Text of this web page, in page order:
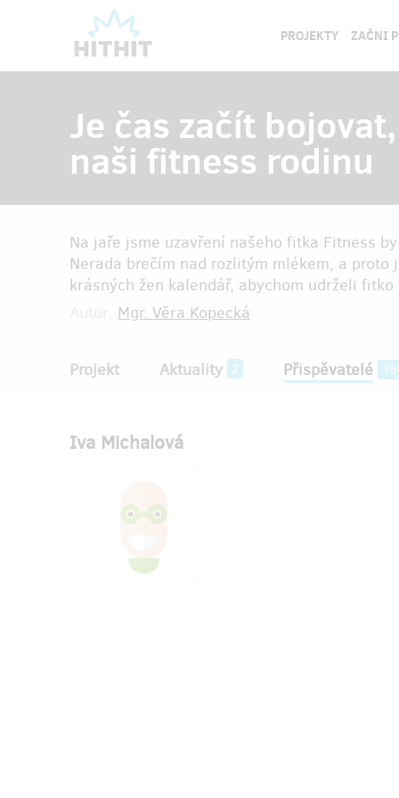
PROJEKTY ZAČNI
Je čas začít
naši fitness rodinu
Na jaře jsme uzavření našeho fitka Fitness
Nerada brečím nad rozlitým mlékem, a
krásných žen kalendář, abychom udrželi fitko
Mgr. Věra Kopecká
Projekt Aktuality 2 Přispěvatelé
Iva Michalová